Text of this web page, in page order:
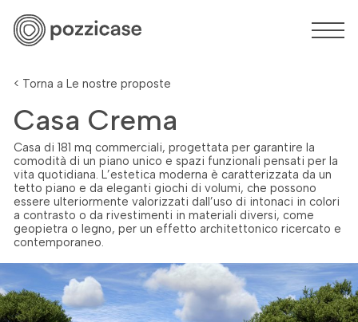
Casa Crema
Casa di 181 mq commerciali, progettata per garantire la
comodità di un piano unico e spazi funzionali pensati per la
vita quotidiana. L’estetica moderna è caratterizzata da un
tetto piano e da eleganti giochi di volumi, che possono
essere ulteriormente valorizzati dall’uso di intonaci in colori
a contrasto o da rivestimenti in materiali diversi, come
geopietra o legno, per un effetto architettonico ricercato e
contemporaneo.
< Torna a Le nostre proposte